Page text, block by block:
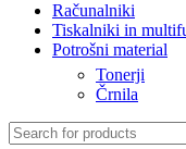
Računalniki
Tiskalniki in
Potrošni material
Tonerji
Črnila